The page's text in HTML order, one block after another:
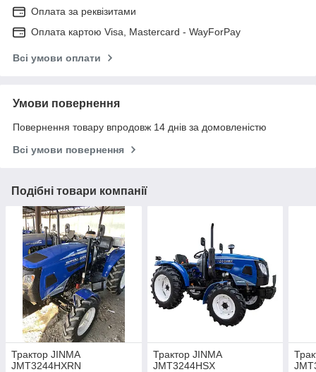
Оплата за реквізитами
Оплата картою Visa, Mastercard - WayForPay
Всі умови оплати
Умови повернення
Повернення товару впродовж 14 днів за домовленістю
Всі умови повернення
Подібні товари компанії
Трактор JINMA
JMT3244HXRN
Трактор JINMA
ЈМТ3244НЅХ